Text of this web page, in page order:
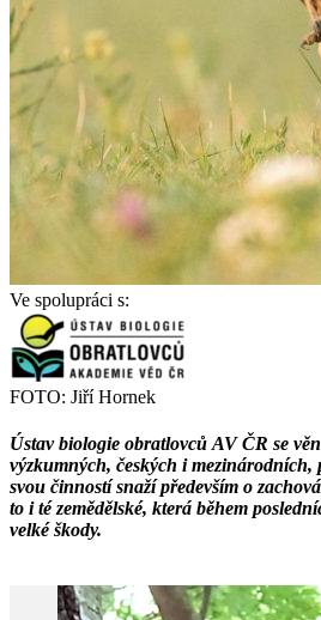
Ve spolupráci s:
FOTO: Jiří Hornek
Ústav biologie obratlovců AV ČR se
výzkumných, českých i mezinárodních,
svou činností snaží především o
to i té zemědělské, která během
velké škody.